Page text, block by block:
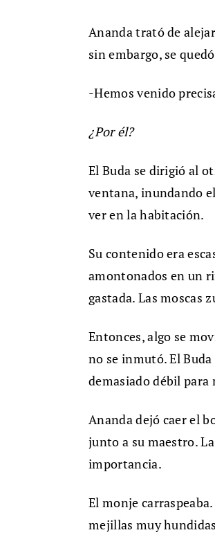
Ananda trató de
sin embargo, se
-Hemos venido
¿Por él?
El Buda se dirigió al
ventana, inundando
ver en la habitación.
Su contenido era
amontonados en un
gastada. Las moscas
Entonces, algo se
no se inmutó. El
demasiado débil
Ananda dejó caer el
junto a su maestro.
importancia.
El monje
mejillas muy